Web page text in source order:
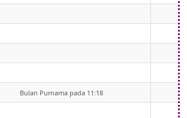
Bulan Purnama pada 11:18